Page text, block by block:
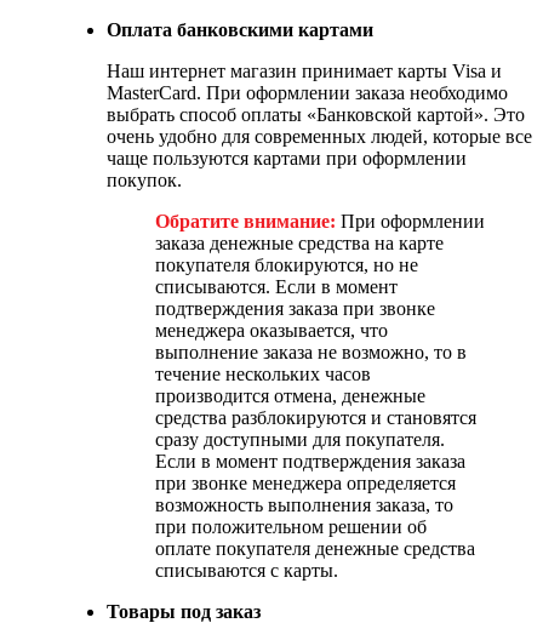
Оплата банковскими картами
Наш интернет магазин принимает карты Visa и
MasterCard. При оформлении заказа необходимо
выбрать способ оплаты «Банковской картой». Это
очень удобно для современных людей, которые все
чаще пользуются картами при оформлении
покупок.
Обратите внимание: При оформлении
заказа денежные средства на карте
покупателя блокируются, но не
списываются. Если в момент
подтверждения заказа при звонке
менеджера оказывается, что
выполнение заказа не возможно, то в
течение нескольких часов
производится отмена, денежные
средства разблокируются и становятся
сразу доступными для покупателя.
Если в момент подтверждения заказа
при звонке менеджера определяется
возможность выполнения заказа, то
при положительном решении об
оплате покупателя денежные средства
списываются с карты.
Товары под заказ